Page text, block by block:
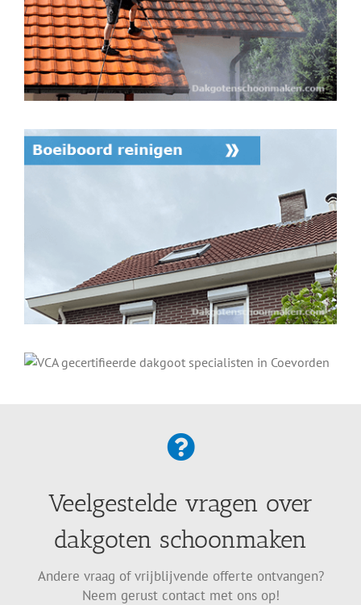
Veelgestelde vragen over
dakgoten schoonmaken
Andere vraag of vrijblijvende offerte ontvangen?
Neem gerust contact met ons op!